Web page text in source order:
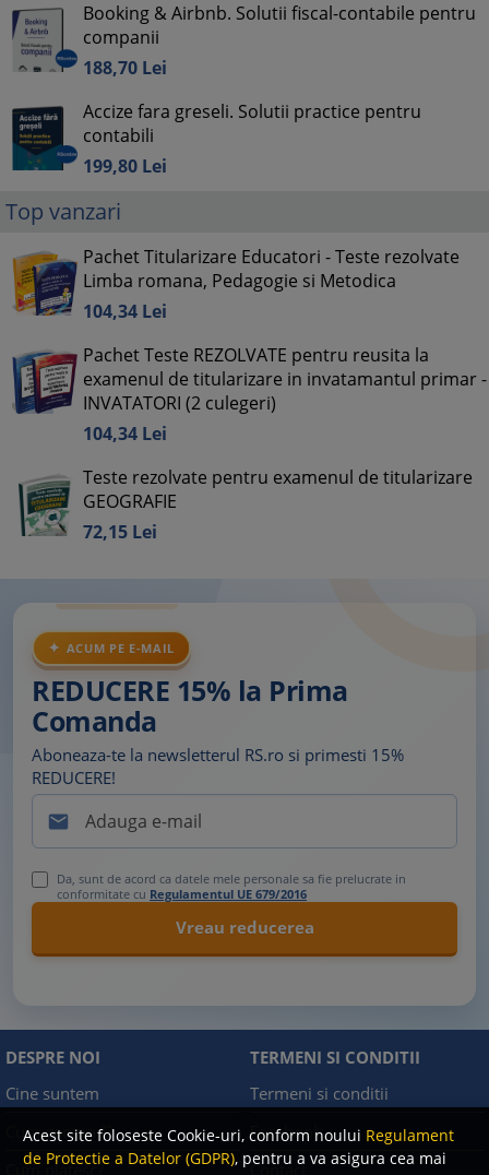
Acest site foloseste Cookie-uri, conform noului Regulament
de Protectie a Datelor (GDPR), pentru a va asigura cea mai
Booking & Airbnb. Solutii fiscal-contabile pentru
companii
188,70 Lei
Accize fara greseli. Solutii practice pentru
contabili
199,80 Lei
Top vanzari
Pachet Titularizare Educatori - Teste rezolvate
Limba romana, Pedagogie si Metodica
104,34 Lei
Pachet Teste REZOLVATE pentru reusita la
examenul de titularizare in invatamantul primar -
INVATATORI (2 culegeri)
104,34 Lei
Teste rezolvate pentru examenul de titularizare
GEOGRAFIE
72,15 Lei
ACUM PE E-MAIL
REDUCERE 15% la Prima
Comanda
Aboneaza-te la newsletterul RS.ro si primesti 15%
REDUCERE!

Da, sunt de acord ca datele mele personale sa fie prelucrate in
conformitate cu Regulamentul UE 679/2016
DESPRE NOI
Cine suntem
Cum comand?
Cum platesc?
TERMENI SI CONDITII
Termeni si conditii
Facebook
Contact